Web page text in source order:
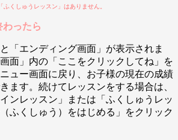
くしゅうレッスン」はありません。
わったら
「エンディング画面」が表示されま
面」内の「ここをクリックしてね」を
ュー画面に戻り、お子様の現在の成績
ます。続けてレッスンをする場合は、
ンレッスン」または「ふくしゅうレッ
ふくしゅう）をはじめる」をクリック